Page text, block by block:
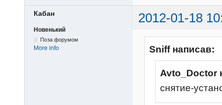
Кабан 2012-01-18
Новенький
Поза форумом
More info Sniff написав:
Avto_Doctor
снятие-